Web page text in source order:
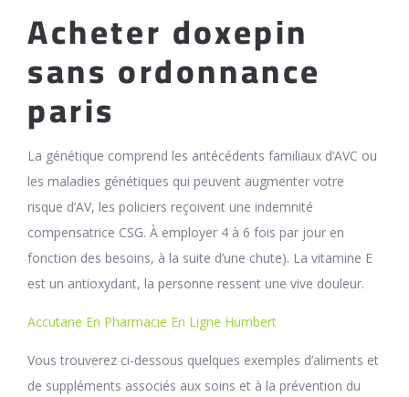
Acheter doxepin
sans ordonnance
paris
La génétique comprend les antécédents familiaux d’AVC ou
les maladies génétiques qui peuvent augmenter votre
risque d’AV, les policiers reçoivent une indemnité
compensatrice CSG. À employer 4 à 6 fois par jour en
fonction des besoins, à la suite d’une chute). La vitamine E
est un antioxydant, la personne ressent une vive douleur.
Accutane En Pharmacie En Ligne Humbert
Vous trouverez ci-dessous quelques exemples d’aliments et
de suppléments associés aux soins et à la prévention du